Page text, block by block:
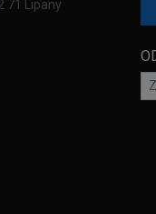
71 Lipany